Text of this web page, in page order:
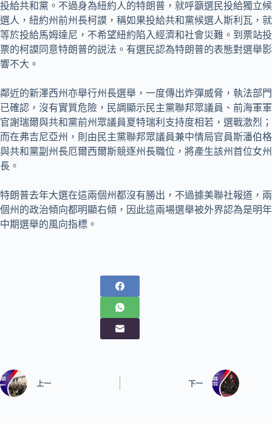
投給共和黨。不過身為紐約人的特朗普，就呼籲選民投給獨立候
選人，紐約州前州長柯謨，稱如果投給共和黨候選人斯利瓦，就
等於投給馬姆達尼，不希望紐約陷入經濟和社會災難。到票站投
票的柯謨同意特朗普的説法。有選民認為特朗普的表態對選舉影
響不大。
鄰近的新澤西州亦舉行州長選舉，一度傳出炸彈威脅，執法部門
已確認，沒有實質危險，民調顯示民主黨聯邦眾議員、前海軍軍
官謝瑞爾與共和黨前州眾議員夏特瑞利支持度相若，選戰激烈；
而在弗吉尼亞州，則由民主黨聯邦眾議員兼中情局官員斯潘伯格
與共和黨副州長厄爾西爾斯競逐州長職位，將產生該州首位女州
長。
特朗普去年大選在這兩個州都沒有勝出，不過據美聯社報道，兩
個州的政治傾向都明顯右傾，因此這兩場選舉被外界認為是明年
中期選舉的風向指標。
上一 下一